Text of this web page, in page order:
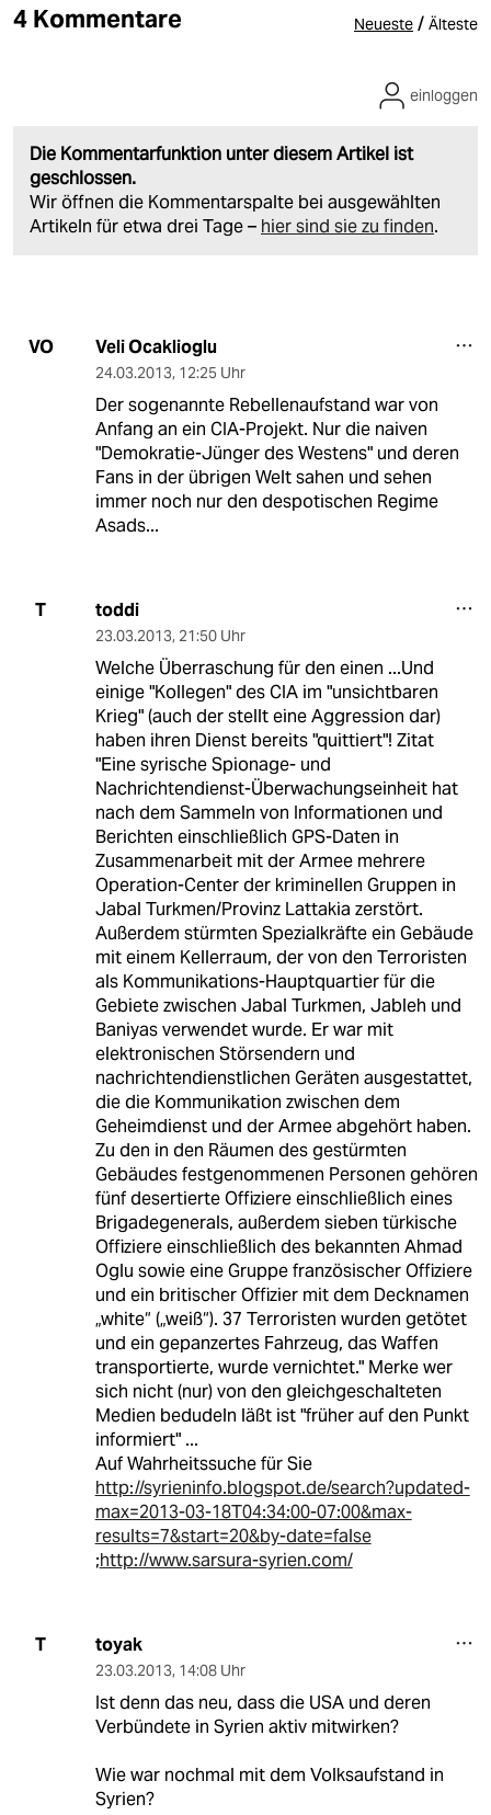
4 Kommentare Neueste / Älteste
Die Kommentarfunktion unter diesem Artikel ist
geschlossen.
Wir öffnen die Kommentarspalte bei ausgewählten
Artikeln für etwa drei Tage – hier sind sie zu finden.
einloggen
VO Veli Ocaklioglu
24.03.2013, 12:25 Uhr
Der sogenannte Rebellenaufstand war von
Anfang an ein CIA-Projekt. Nur die naiven
"Demokratie-Jünger des Westens" und deren
Fans in der übrigen Welt sahen und sehen
immer noch nur den despotischen Regime
Asads...
T toddi
23.03.2013, 21:50 Uhr
Welche Überraschung für den einen ...Und
einige "Kollegen" des CIA im "unsichtbaren
Krieg" (auch der stellt eine Aggression dar)
haben ihren Dienst bereits "quittiert"! Zitat
"Eine syrische Spionage- und
Nachrichtendienst-Überwachungseinheit hat
nach dem Sammeln von Informationen und
Berichten einschließlich GPS-Daten in
Zusammenarbeit mit der Armee mehrere
Operation-Center der kriminellen Gruppen in
Jabal Turkmen/Provinz Lattakia zerstört.
Außerdem stürmten Spezialkräfte ein Gebäude
mit einem Kellerraum, der von den Terroristen
als Kommunikations-Hauptquartier für die
Gebiete zwischen Jabal Turkmen, Jableh und
Baniyas verwendet wurde. Er war mit
elektronischen Störsendern und
nachrichtendienstlichen Geräten ausgestattet,
die die Kommunikation zwischen dem
Geheimdienst und der Armee abgehört haben.
Zu den in den Räumen des gestürmten
Gebäudes festgenommenen Personen gehören
fünf desertierte Offiziere einschließlich eines
Brigadegenerals, außerdem sieben türkische
Offiziere einschließlich des bekannten Ahmad
Oglu sowie eine Gruppe französischer Offiziere
und ein britischer Offizier mit dem Decknamen
„white“ („weiß“). 37 Terroristen wurden getötet
und ein gepanzertes Fahrzeug, das Waffen
transportierte, wurde vernichtet." Merke wer
sich nicht (nur) von den gleichgeschalteten
Medien bedudeln läßt ist "früher auf den Punkt
informiert" ...
Auf Wahrheitssuche für Sie
http://syrieninfo.blogspot.de/search?updated-
max=2013-03-18T04:34:00-07:00&max-
results=7&start=20&by-date=false
;http://www.sarsura-syrien.com/
T toyak
23.03.2013, 14:08 Uhr
Ist denn das neu, dass die USA und deren
Verbündete in Syrien aktiv mitwirken?
Wie war nochmal mit dem Volksaufstand in
Syrien?